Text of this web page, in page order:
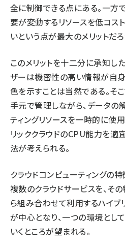
全に制御できる点にある。一方
要が変動するリソースを低コス
いという点が最大のメリットだろ
このメリットを十二分に承知し
ザーは機密性の高い情報が自
色を示すことは当然である。そ
手元で管理しながら、データの
ティングリソースを一時的に使
リッククラウドのCPU能力を適
法が考えられる。
クラウドコンピューティングの
複数のクラウドサービスを、そ
ら組み合わせて利用するハイブ
が中心となり、一つの環境とし
いくところが望まれる。